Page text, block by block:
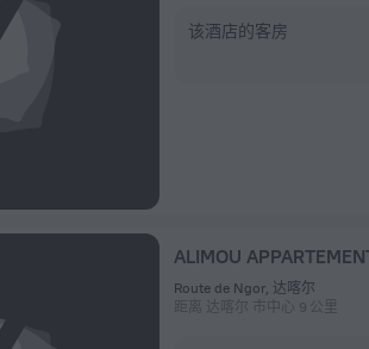
该酒店的客房
ALIMOU
Route de Ngor, 达喀尔
距离 达喀尔 市中心 9 公里